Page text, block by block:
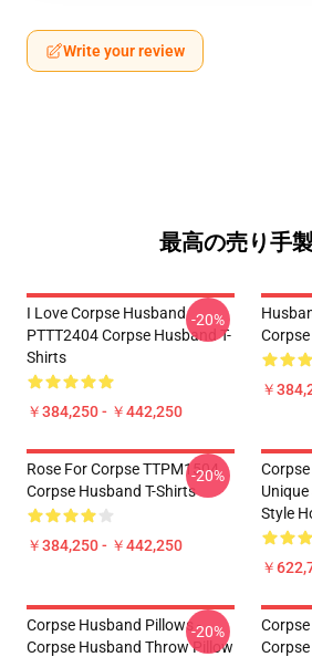
Write your review
最高の売り手
I Love Corpse Husband
PTTT2404 Corpse Husband T-
Shirts
￥384,250 - ￥442,250
-20%
￥
Rose For Corpse TTPM1504
Corpse Husband T-Shirts
￥384,250 - ￥442,250
-20%
Style
￥
Corpse Husband Pillows -
Corpse Husband Throw Pillow
-20%